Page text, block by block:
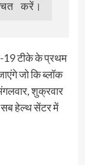
करें।
19 टीके के प्रथम
जो कि ब्लॉक
शुक्रवार
हेल्थ सेंटर में